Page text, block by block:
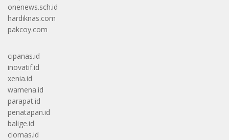
onenews.sch.id
hardiknas.com
pakcoy.com
cipanas.id
inovatif.id
xenia.id
wamena.id
parapat.id
penatapan.id
balige.id
ciomas.id